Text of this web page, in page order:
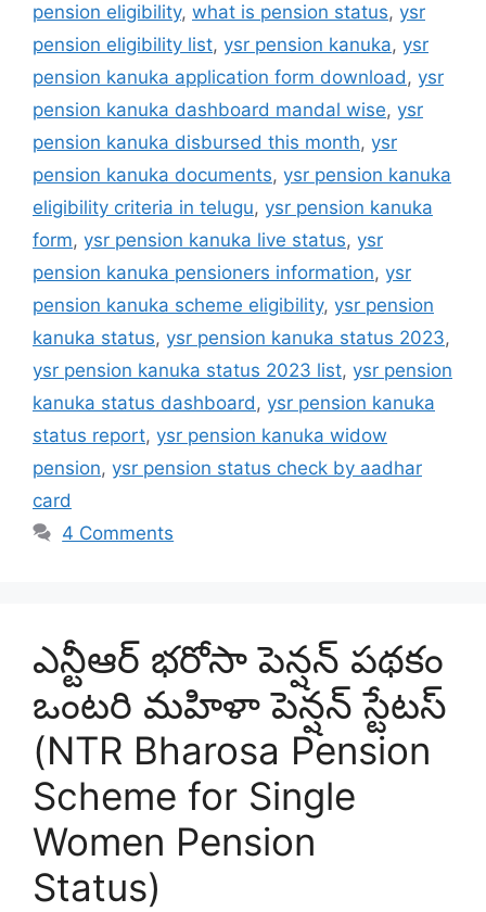
pension eligibility, what is pension status, ysr
pension eligibility list, ysr pension kanuka, ysr
pension kanuka application form download, ysr
pension kanuka dashboard mandal wise, ysr
pension kanuka disbursed this month, ysr
pension kanuka documents, ysr pension kanuka
eligibility criteria in telugu, ysr pension kanuka
form, ysr pension kanuka live status, ysr
pension kanuka pensioners information, ysr
pension kanuka scheme eligibility, ysr pension
kanuka status, ysr pension kanuka status 2023,
ysr pension kanuka status 2023 list, ysr pension
kanuka status dashboard, ysr pension kanuka
status report, ysr pension kanuka widow
pension, ysr pension status check by aadhar
card
4 Comments
ఎన్టీఆర్ భరోసా పెన్షన్ పథకం
ఒంటరి మహిళా పెన్షన్ స్టేటస్
(NTR Bharosa Pension
Scheme for Single
Women Pension
Status)